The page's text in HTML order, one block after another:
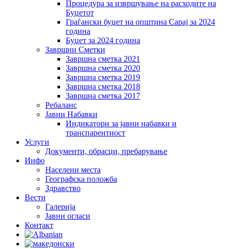
Процедура за извршување на расходите на
Буџетот
Граѓански буџет на општина Сарај за 2024
година
Буџет за 2024 година
Завршни Сметки
Завршна сметка 2021
Завршна сметка 2020
Завршна сметка 2019
Завршна сметка 2018
Завршна сметка 2017
Ребаланс
Јавни Набавки
Индикатори за јавни набавки и
транспарентност
Услуги
Документи, обрасци, пребарување
Инфо
Населени места
Географска положба
Здравство
Вести
Галеријa
Јавни огласи
Контакт